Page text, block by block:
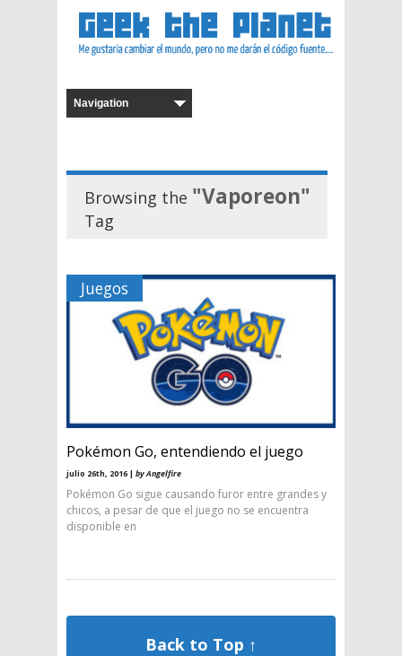
Browsing the "Vaporeon"
Tag
Juegos
Pokémon Go, entendiendo el juego
julio 26th, 2016 | by Angelfire
Pokémon Go sigue causando furor entre grandes y
chicos, a pesar de que el juego no se encuentra
disponible en
Back to Top ↑